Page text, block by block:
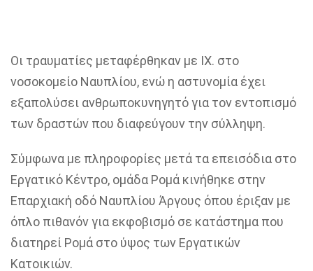
Οι τραυματίες μεταφέρθηκαν με ΙΧ. στο
νοσοκομείο Ναυπλίου, ενώ η αστυνομία έχει
εξαπολύσει ανθρωποκυνηγητό για τον εντοπισμό
των δραστών που διαφεύγουν την σύλληψη.
Σύμφωνα με πληροφορίες μετά τα επεισόδια στο
Εργατικό Κέντρο, ομάδα Ρομά κινήθηκε στην
Επαρχιακή οδό Ναυπλίου Άργους όπου έριξαν με
όπλο πιθανόν για εκφοβισμό σε κατάστημα που
διατηρεί Ρομά στο ύψος των Εργατικών
Κατοικιών.